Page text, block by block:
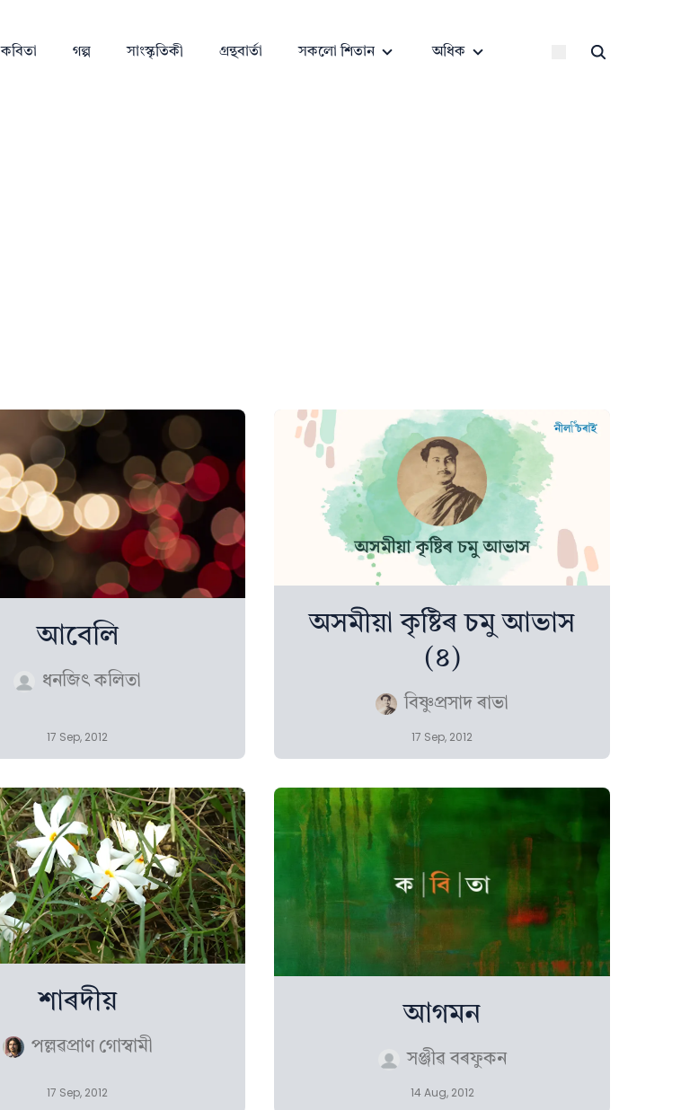
কবিতা গল্প সাংস্কৃতিকী গ্ৰন্থবাৰ্তা সকলো শিতান অধিক
আবেলি
ধনজিৎ কলিতা
17 Sep, 2012
অসমীয়া কৃষ্টিৰ চমু আভাস
(৪)
বিষ্ণুপ্ৰসাদ ৰাভা
17 Sep, 2012
শাৰদীয়
পল্লৱপ্ৰাণ গোস্বামী
17 Sep, 2012
আগমন
সঞ্জীৱ বৰফুকন
14 Aug, 2012